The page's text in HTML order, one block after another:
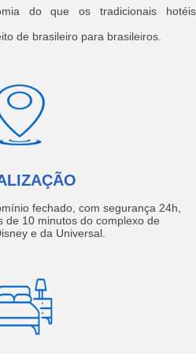
do que os tradicionais hotéis
de brasileiro para brasileiros.
fechado, com segurança 24h,
de 10 minutos do complexo de
e da Universal.